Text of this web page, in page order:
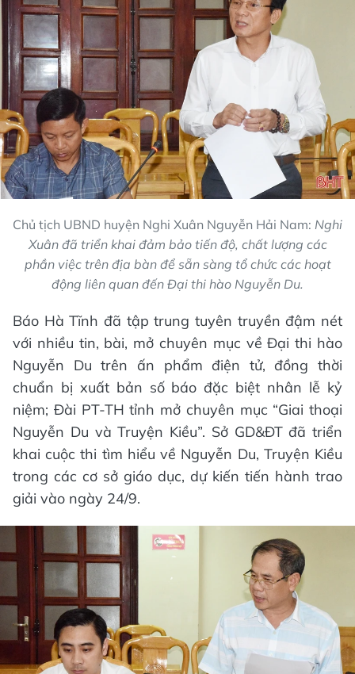
Chủ tịch UBND huyện Nghi Xuân Nguyễn Hải Nam: Nghi
Xuân đã triển khai đảm bảo tiến độ, chất lượng các
phần việc trên địa bàn để sẵn sàng tổ chức các hoạt
động liên quan đến Đại thi hào Nguyễn Du.
Báo Hà Tĩnh đã tập trung tuyên truyền đậm nét
với nhiều tin, bài, mở chuyên mục về Đại thi hào
Nguyễn Du trên ấn phẩm điện tử, đồng thời
chuẩn bị xuất bản số báo đặc biệt nhân lễ kỷ
niệm; Đài PT-TH tỉnh mở chuyên mục “Giai thoại
Nguyễn Du và Truyện Kiều”. Sở GD&ĐT đã triển
khai cuộc thi tìm hiểu về Nguyễn Du, Truyện Kiều
trong các cơ sở giáo dục, dự kiến tiến hành trao
giải vào ngày 24/9.